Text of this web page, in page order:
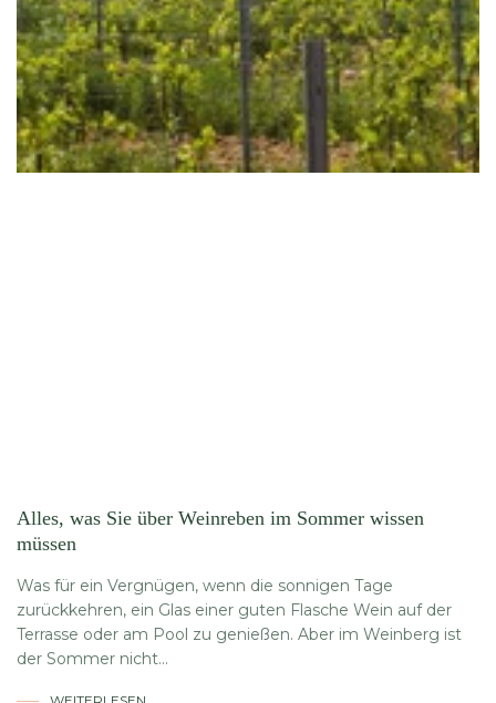
Alles, was Sie über Weinreben im Sommer wissen
müssen
Was für ein Vergnügen, wenn die sonnigen Tage
zurückkehren, ein Glas einer guten Flasche Wein auf der
Terrasse oder am Pool zu genießen. Aber im Weinberg ist
der Sommer nicht...